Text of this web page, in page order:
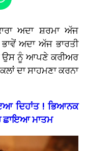
ਅਦਾ ਸ਼ਰਮਾ ਅੱਜ
ਅਦਾ ਅੱਜ ਭਾਰਤੀ
ਉਸ ਨੂੰ ਆਪਣੇ ਕਰੀਅਰ
ਦਾ ਸਾਹਮਣਾ ਕਰਨਾ
ਦਿਹਾਂਤ ! ਭਿਆਨਕ
ਛਾਇਆ ਮਾਤਮ